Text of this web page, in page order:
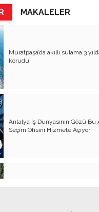
Sevdiği ve İyi Bildiği
Avlıyor
Günü?
Çok Bela
Akılda Kalanlar
Hastalığı Madde
İsyanlarım
MAKALELER
Muratpaşa’da akıllı sulama 3
korudu
Antalya İş Dünyasının Gözü Bu
Seçim Ofisini Hizmete Açıyor